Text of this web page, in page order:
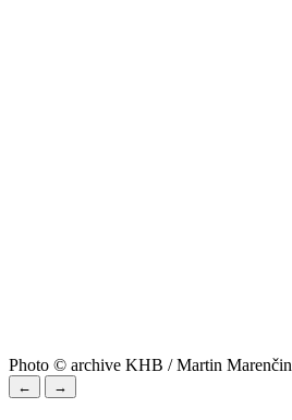
Photo © archive KHB / Martin Marenčin
← →